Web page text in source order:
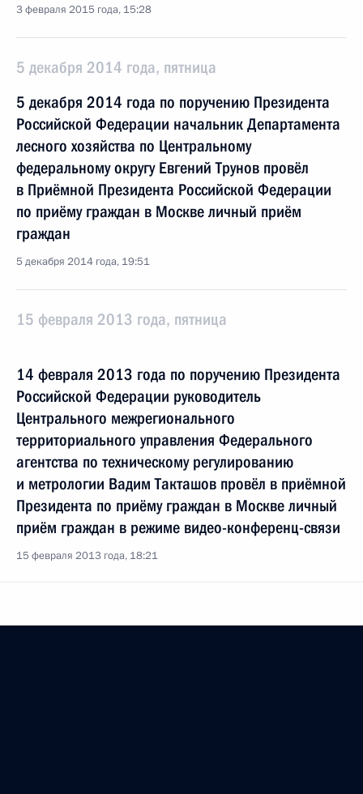
3 февраля 2015 года, 15:28
5 декабря 2014 года, пятница
5 декабря 2014 года по поручению Президента
Российской Федерации начальник Департамента
лесного хозяйства по Центральному
федеральному округу Евгений Трунов провёл
в Приёмной Президента Российской Федерации
по приёму граждан в Москве личный приём
граждан
5 декабря 2014 года, 19:51
15 февраля 2013 года, пятница
14 февраля 2013 года по поручению Президента
Российской Федерации руководитель
Центрального межрегионального
территориального управления Федерального
агентства по техническому регулированию
и метрологии Вадим Такташов провёл в приёмной
Президента по приёму граждан в Москве личный
приём граждан в режиме видео-конференц-связи
15 февраля 2013 года, 18:21